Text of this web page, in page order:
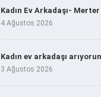
Kadın Ev Arkadaşı- Merter
4 Ağustos 2026
Kadın ev arkadaşı
3 Ağustos 2026